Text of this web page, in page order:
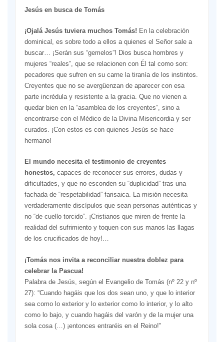
Jesús en busca de Tomás
¡Ojalá Jesús tuviera muchos Tomás! En la celebración
dominical, es sobre todo a ellos a quienes el Señor sale a
buscar… ¡Serán sus “gemelos”! Dios busca hombres y
mujeres “reales”, que se relacionen con Él tal como son:
pecadores que sufren en su carne la tiranía de los instintos.
Creyentes que no se avergüenzan de aparecer con esa
parte incrédula y resistente a la gracia. Que no vienen a
quedar bien en la “asamblea de los creyentes”, sino a
encontrarse con el Médico de la Divina Misericordia y ser
curados. ¡Con estos es con quienes Jesús se hace
hermano!
El mundo necesita el testimonio de creyentes
honestos, capaces de reconocer sus errores, dudas y
dificultades, y que no esconden su “duplicidad” tras una
fachada de “respetabilidad” farisaica. La misión necesita
verdaderamente discípulos que sean personas auténticas y
no “de cuello torcido”. ¡Cristianos que miren de frente la
realidad del sufrimiento y toquen con sus manos las llagas
de los crucificados de hoy!…
¡Tomás nos invita a reconciliar nuestra doblez para
celebrar la Pascua!
Palabra de Jesús, según el Evangelio de Tomás (nº 22 y nº
27): “Cuando hagáis que los dos sean uno, y que lo interior
sea como lo exterior y lo exterior como lo interior, y lo alto
como lo bajo, y cuando hagáis del varón y de la mujer una
sola cosa (…) ¡entonces entraréis en el Reino!”